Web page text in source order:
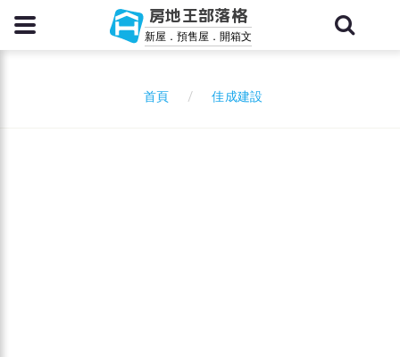
房地王部落格
新屋．預售屋．開箱文
首頁 佳成建設